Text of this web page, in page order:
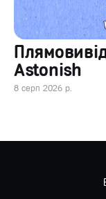
Astonish
8 серп 2026 р.